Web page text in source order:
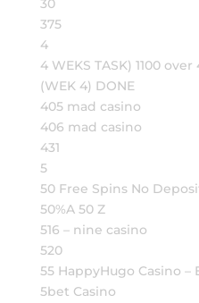
30
375
4
4 WEKS TASK) 1100
(WEK 4) DONE
405 mad casino
406 mad casino
431
5
50 Free Spins No
50%A 50 Z
516 – nine casino
520
55 HappyHugo Casino –
5bet Casino